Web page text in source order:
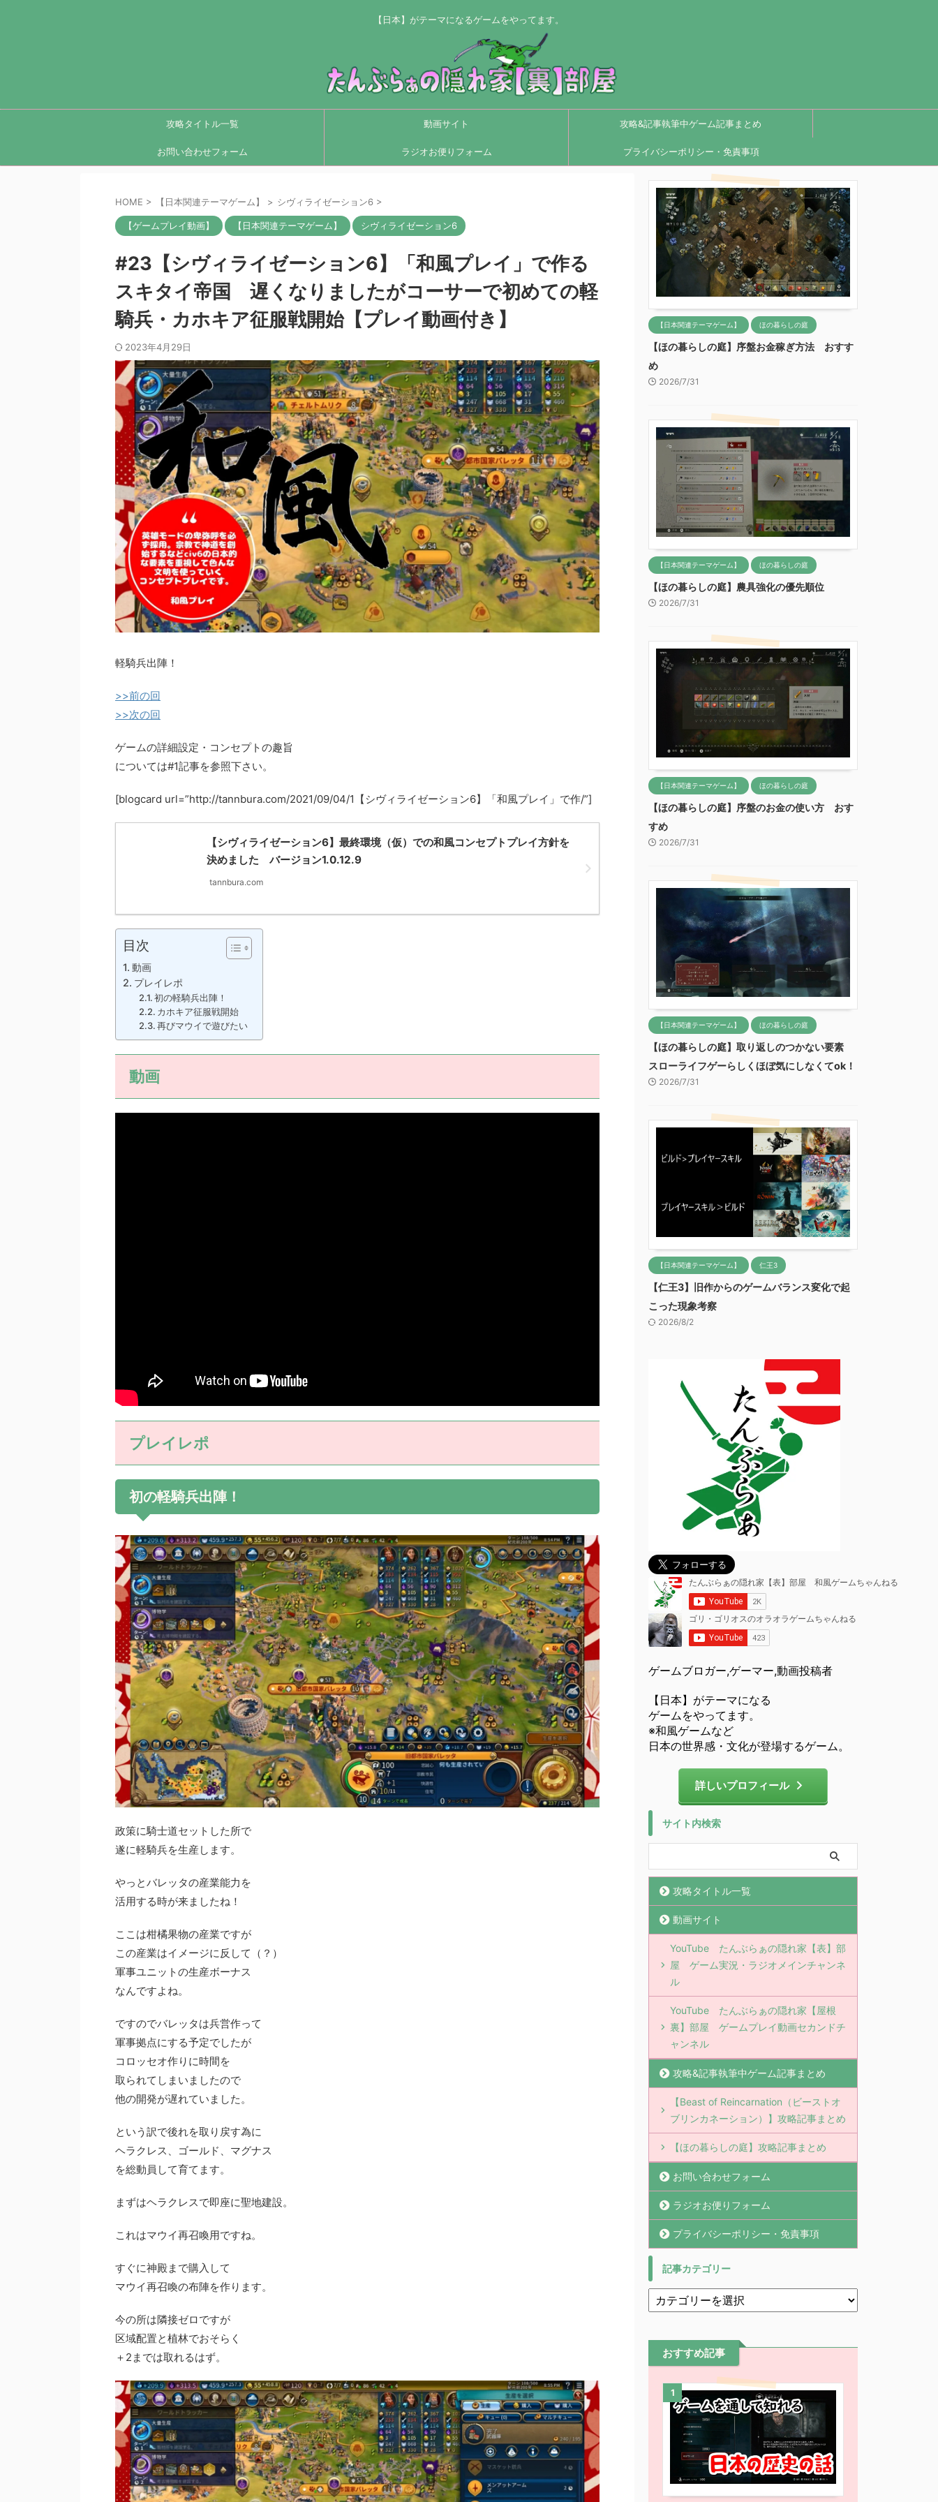
【日本】がテーマになるゲームをやってます。
攻略タイトル一覧 動画サイト 攻略&記事執筆中ゲーム記事まとめ
お問い合わせフォーム ラジオお便りフォーム プライバシーポリシー・免責事項
HOME > 【日本関連テーマゲーム】 > シヴィライゼーション6 >
【ゲームプレイ動画】 【日本関連テーマゲーム】 シヴィライゼーション6
#23【シヴィライゼーション6】「和風プレイ」で作る
スキタイ帝国 遅くなりましたがコーサーで初めての軽
騎兵・カホキア征服戦開始【プレイ動画付き】
2023年4月29日
軽騎兵出陣！
>>前の回
>>次の回
ゲームの詳細設定・コンセプトの趣旨
については#1記事を参照下さい。
[blogcard url=”http://tannbura.com/2021/09/04/1【シヴィライゼーション6】「和風プレイ」で作/”]
【シヴィライゼーション6】最終環境（仮）での和風コンセプトプレイ方針を
決めました バージョン1.0.12.9
tannbura.com
目次
動画
プレイレポ
初の軽騎兵出陣！
カホキア征服戦開始
再びマウイで遊びたい
動画
プレイレポ
初の軽騎兵出陣！
政策に騎士道セットした所で
遂に軽騎兵を生産します。
やっとバレッタの産業能力を
活用する時が来ましたね！
ここは柑橘果物の産業ですが
この産業はイメージに反して（？）
軍事ユニットの生産ボーナス
なんですよね。
ですのでバレッタは兵営作って
軍事拠点にする予定でしたが
コロッセオ作りに時間を
取られてしまいましたので
他の開発が遅れていました。
という訳で後れを取り戻す為に
ヘラクレス、ゴールド、マグナス
を総動員して育てます。
まずはヘラクレスで即座に聖地建設。
これはマウイ再召喚用ですね。
すぐに神殿まで購入して
マウイ再召喚の布陣を作ります。
今の所は隣接ゼロですが
区域配置と植林でおそらく
＋2までは取れるはず。
【日本関連テーマゲーム】 ほの暮らしの庭
【ほの暮らしの庭】序盤お金稼ぎ方法 おすす
め
2026/7/31
【日本関連テーマゲーム】 ほの暮らしの庭
【ほの暮らしの庭】農具強化の優先順位
2026/7/31
【日本関連テーマゲーム】 ほの暮らしの庭
【ほの暮らしの庭】序盤のお金の使い方 おす
すめ
2026/7/31
【日本関連テーマゲーム】 ほの暮らしの庭
【ほの暮らしの庭】取り返しのつかない要素
スローライフゲーらしくほぼ気にしなくてok！
2026/7/31
【日本関連テーマゲーム】 仁王3
【仁王3】旧作からのゲームバランス変化で起
こった現象考察
2026/8/2
ゲームブロガー,ゲーマー,動画投稿者
【日本】がテーマになる
ゲームをやってます。
※和風ゲームなど
日本の世界感・文化が登場するゲーム。
詳しいプロフィール
サイト内検索
攻略タイトル一覧
動画サイト
YouTube たんぶらぁの隠れ家【表】部
屋 ゲーム実況・ラジオメインチャンネ
ル
YouTube たんぶらぁの隠れ家【屋根
裏】部屋 ゲームプレイ動画セカンドチ
ャンネル
攻略&記事執筆中ゲーム記事まとめ
【Beast of Reincarnation（ビーストオ
ブリンカネーション）】攻略記事まとめ
【ほの暮らしの庭】攻略記事まとめ
お問い合わせフォーム
ラジオお便りフォーム
プライバシーポリシー・免責事項
記事カテゴリー
おすすめ記事
1